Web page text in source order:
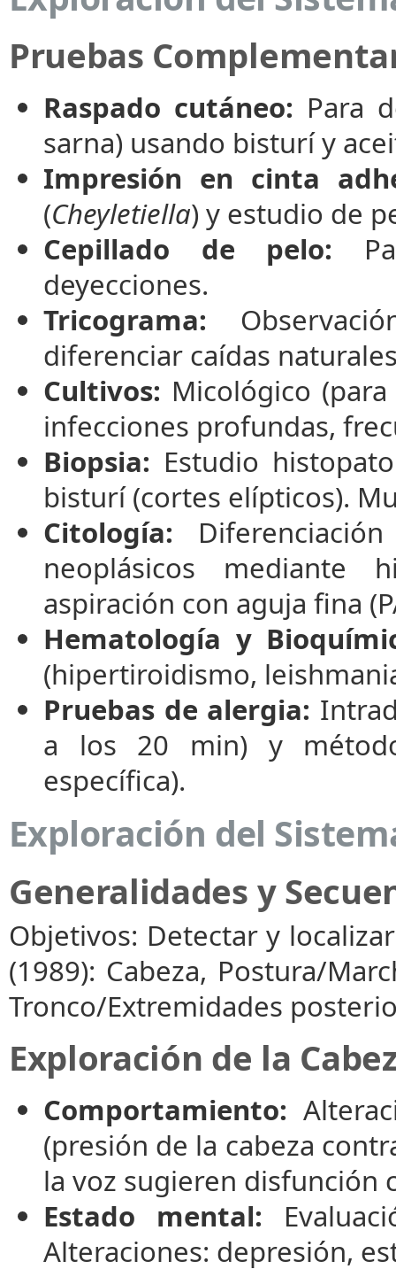
Pruebas
Raspado cutáneo: Para
sarna) usando bisturí y
Impresión en cinta
(Cheyletiella) y estudio de
Cepillado de pelo:
deyecciones.
Tricograma:
diferenciar caídas
Cultivos: Micológico
infecciones profundas,
Biopsia: Estudio
bisturí (cortes elípticos).
Citología:
neoplásicos mediante
aspiración con aguja fina
Hematología y
(hipertiroidismo,
Pruebas de alergia:
a los 20 min) y
específica).
Exploración del
Generalidades y
Objetivos: Detectar y
(1989): Cabeza, Postura/
Tronco/Extremidades
Exploración de la
Comportamiento:
(presión de la cabeza
la voz sugieren disfunción
Estado mental:
Alteraciones: depresión,